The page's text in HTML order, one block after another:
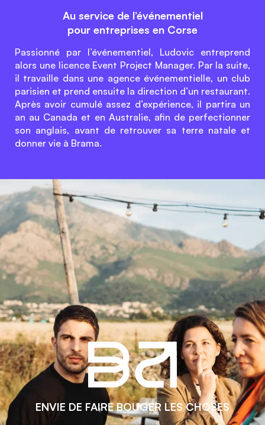
Au service de l’événementiel
pour entreprises en Corse
Passionné par l’événementiel, Ludovic entreprend
alors une licence Event Project Manager. Par la suite,
il travaille dans une agence événementielle, un club
parisien et prend ensuite la direction d’un restaurant.
Après avoir cumulé assez d’expérience, il partira un
an au Canada et en Australie, afin de perfectionner
son anglais, avant de retrouver sa terre natale et
donner vie à Brama.
ENVIE DE FAIRE BOUGER LES CHOSES